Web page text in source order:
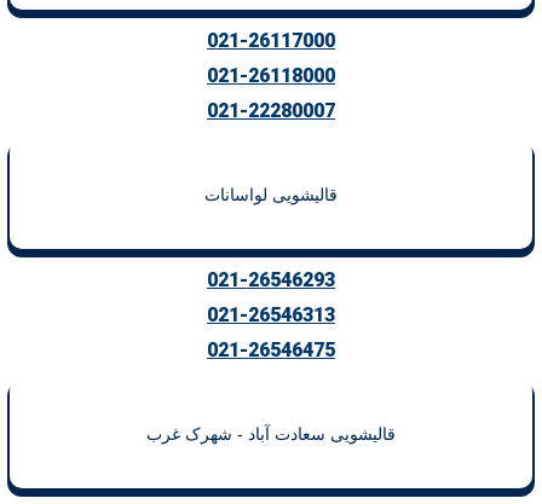
021-26117000
021-26118000
021-22280007
قالیشویی لواسانات
021-26546293
021-26546313
021-26546475
قالیشویی سعادت آباد - شهرک غرب